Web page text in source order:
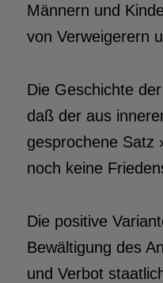
Männern und
von Verweigerern
Die Geschichte
daß der aus
gesprochene Satz
noch keine
Die positive
Bewältigung des
und Verbot